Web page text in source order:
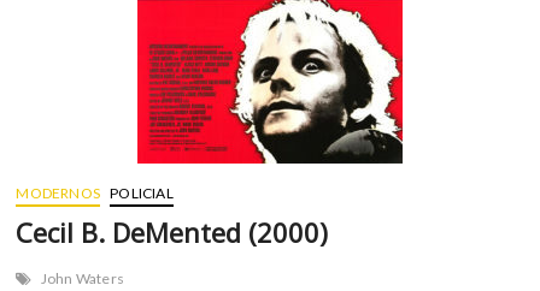
MODERNOS POLICIAL
Cecil B. DeMented (2000)
John Waters